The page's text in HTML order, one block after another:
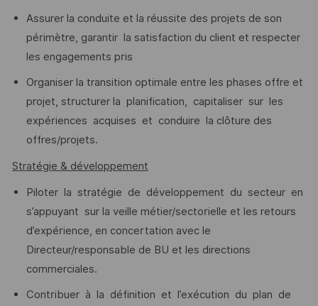
Assurer la conduite et la réussite des projets de son
périmètre, garantir la satisfaction du client et respecter
les engagements pris
Organiser la transition optimale entre les phases offre et
projet, structurer la planification, capitaliser sur les
expériences acquises et conduire la clôture des
offres/projets.
Stratégie & développement
Piloter la stratégie de développement du secteur en
s’appuyant sur la veille métier/sectorielle et les retours
d’expérience, en concertation avec le
Directeur/responsable de BU et les directions
commerciales.
Contribuer à la définition et l’exécution du plan de